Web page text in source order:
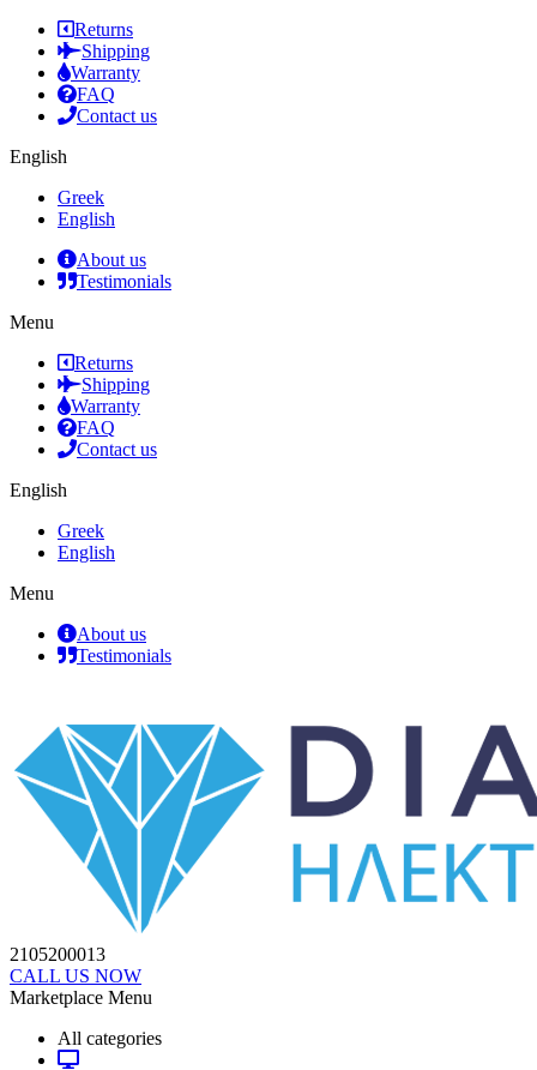
Returns
Shipping
Warranty
FAQ
Contact us
English
Greek
English
About us
Testimonials
Menu
Returns
Shipping
Warranty
FAQ
Contact us
English
Greek
English
Menu
About us
Testimonials
2105200013
CALL US NOW
Marketplace Menu
All categories